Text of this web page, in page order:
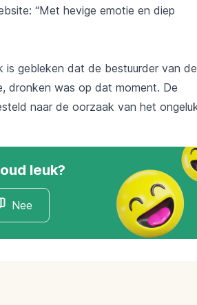
“Met hevige emotie en diep
is gebleken dat de bestuurder van de
dronken was op dat moment. De
naar de oorzaak van het
leuk?
Nee